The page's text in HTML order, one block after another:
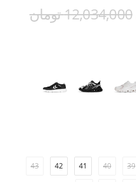
12,034,000 تومان
39
40
41
42
43